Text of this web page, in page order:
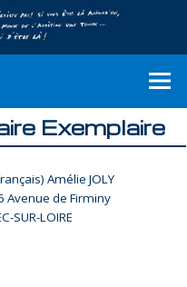
Exemplaire
Amélie JOLY
Avenue de Firminy
SUR-LOIRE